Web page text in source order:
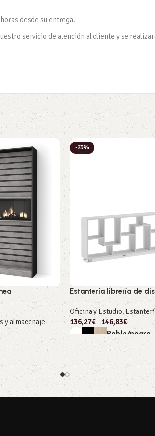
desde su entrega.
servicio de atención al cliente y se
y almacenaje
-23%
Estantería librería de
Oficina y Estudio,
136,27€- 146,83€
Roble/negro
Seleccionar opciones